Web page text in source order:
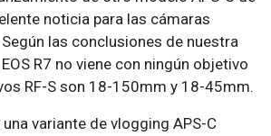
noticia para las cámaras
las conclusiones de nuestra
R7 no viene con ningún objetivo
RF-S son 18-150mm y 18-45mm.
variante de vlogging APS-C